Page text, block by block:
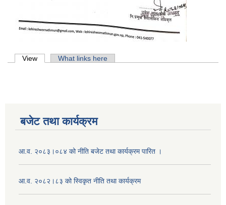
Primary tabs
View (active tab)What links here
बजेट तथा कार्यक्रम
आ.व. २०८३।०८४ को नीति बजेट तथा कार्यक्रम पारित ।
आ.व. २०८२।८३ को स्विकृत नीति तथा कार्यक्रम